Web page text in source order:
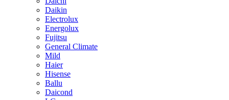
Daikin
Electrolux
Energolux
Fujitsu
General Climate
Mild
Haier
Hisense
Ballu
Daicond